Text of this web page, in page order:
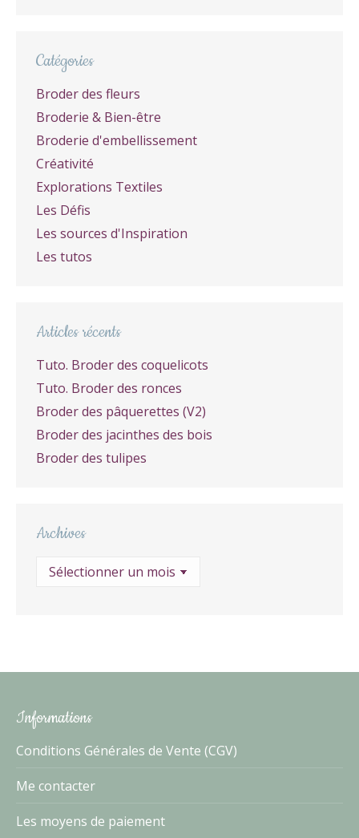
Catégories
Broder des fleurs
Broderie & Bien-être
Broderie d'embellissement
Créativité
Explorations Textiles
Les Défis
Les sources d'Inspiration
Les tutos
Articles récents
Tuto. Broder des coquelicots
Tuto. Broder des ronces
Broder des pâquerettes (V2)
Broder des jacinthes des bois
Broder des tulipes
Archives
Archives
Informations
Conditions Générales de Vente (CGV)
Me contacter
Les moyens de paiement